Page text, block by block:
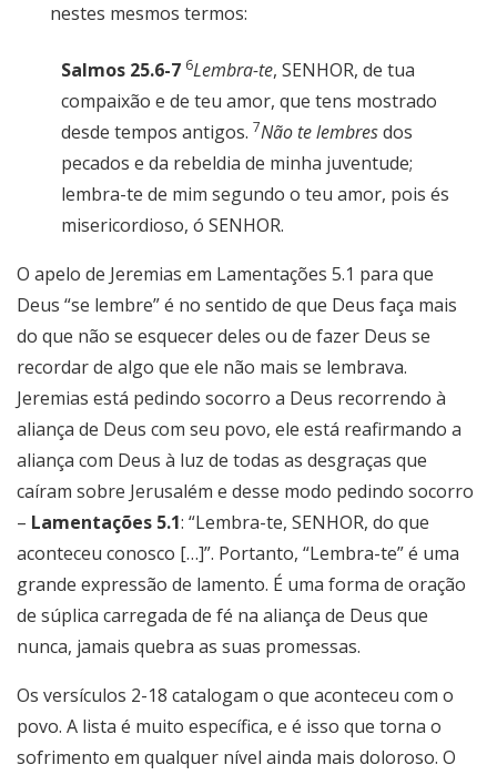
nestes mesmos termos:
Salmos 25.6-7 6Lembra-te, SENHOR, de tua
compaixão e de teu amor, que tens mostrado
desde tempos antigos. 7Não te lembresdos
pecados e da rebeldia de minha juventude;
lembra-te de mim segundo o teu amor, pois és
misericordioso, ó SENHOR.
O apelo de Jeremias em Lamentações 5.1 para que
Deus “se lembre” é no sentido de que Deus faça mais
do que não se esquecer deles ou de fazer Deus se
recordar de algo que ele não mais se lembrava.
Jeremias está pedindo socorro a Deus recorrendo à
aliança de Deus com seu povo, ele está reafirmando a
aliança com Deus à luz de todas as desgraças que
caíram sobre Jerusalém e desse modo pedindo socorro
– Lamentações 5.1: “Lembra-te, SENHOR, do que
aconteceu conosco […]”. Portanto, “Lembra-te” é uma
grande expressão de lamento. É uma forma de oração
de súplica carregada de fé na aliança de Deus que
nunca, jamais quebra as suas promessas.
Os versículos 2-18 catalogam o que aconteceu com o
povo. A lista é muito específica, e é isso que torna o
sofrimento em qualquer nível ainda mais doloroso. O